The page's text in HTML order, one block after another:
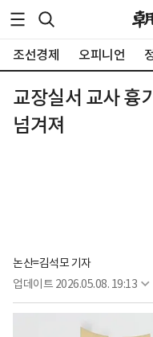
조선경제 오피니언
교장실서 교사 흉
넘겨져
논산=김석모 기자
업데이트 2026.05.08. 19:13